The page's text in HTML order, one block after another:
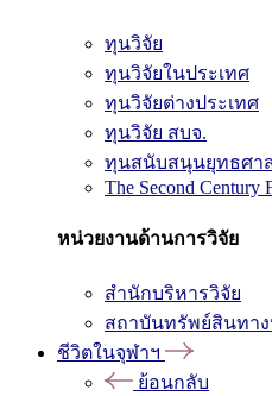
ทุนวิจัย
ทุนวิจัยในประเทศ
ทุนวิจัยต่างประเทศ
ทุนวิจัย สบจ.
ทุนสนับสนุนยุทธศา
The Second Century
หน่วยงานด้านการวิจัย
สำนักบริหารวิจัย
สถาบันทรัพย์สินทา
ชีวิตในจุฬาฯ
ย้อนกลับ